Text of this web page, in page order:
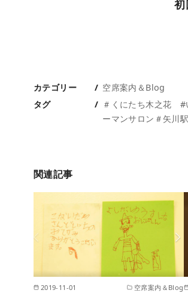
カテゴリー
空席案内＆Blog
タグ
＃くにたち木之花
ーマンサロン＃矢
関連記事
2019-11-01 空席案内＆Blog